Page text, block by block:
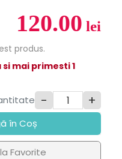
120.00 lei
produs.
si mai primesti 1
- +
în Coș
Favorite